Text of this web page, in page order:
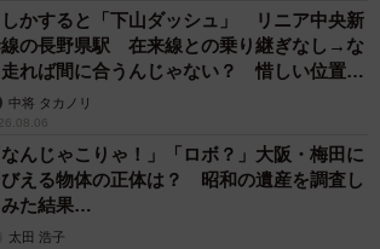
しかすると「下山ダッシュ」 リニア中央新
の長野県駅 在来線との乗り継ぎなし→な
走れば間に合うんじゃない？ 惜しい位置関
反響
中将 タカノリ
なんじゃこりゃ！」「ロボ？」大阪・梅田に
える物体の正体は？ 昭和の遺産を調査し
た結果…
太田 浩子